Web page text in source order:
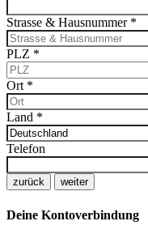
Strasse & Hausnummer *
PLZ *
Ort *
Land *
Telefon
zurück weiter
Deine Kontoverbindung